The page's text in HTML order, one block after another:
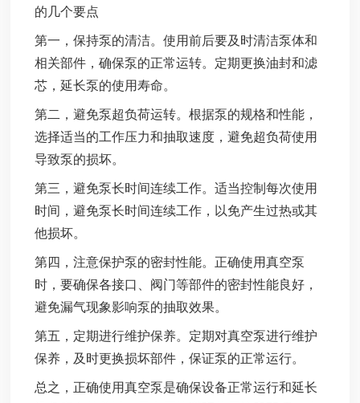
的几个要点
第一，保持泵的清洁。使用前后要及时清洁泵体和
相关部件，确保泵的正常运转。定期更换油封和滤
芯，延长泵的使用寿命。
第二，避免泵超负荷运转。根据泵的规格和性能，
选择适当的工作压力和抽取速度，避免超负荷使用
导致泵的损坏。
第三，避免泵长时间连续工作。适当控制每次使用
时间，避免泵长时间连续工作，以免产生过热或其
他损坏。
第四，注意保护泵的密封性能。正确使用真空泵
时，要确保各接口、阀门等部件的密封性能良好，
避免漏气现象影响泵的抽取效果。
第五，定期进行维护保养。定期对真空泵进行维护
保养，及时更换损坏部件，保证泵的正常运行。
总之，正确使用真空泵是确保设备正常运行和延长